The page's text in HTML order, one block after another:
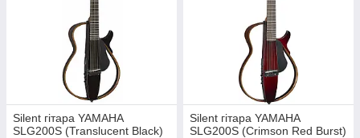
Silent гітара YAMAHA
SLG200S (Translucent Black)
Silent гітара YAMAHA
SLG200S (Crimson Red Burst)